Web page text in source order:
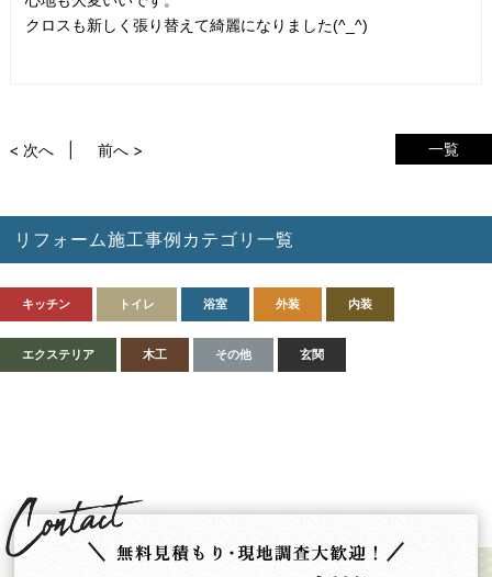
クロスも新しく張り替えて綺麗になりました(^_^)
一覧
< 次へ 前へ >
リフォーム施工事例カテゴリ一覧
キッチン トイレ 浴室 外装 内装
エクステリア 木工 その他 玄関